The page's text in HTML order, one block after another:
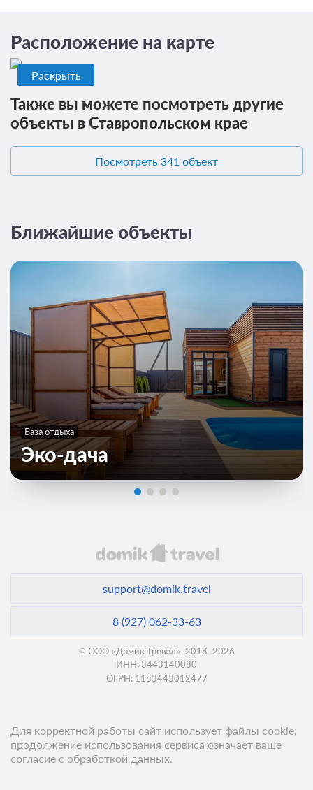
Расположение на карте
Раскрыть
Также вы можете посмотреть другие
объекты в Ставропольском крае
Посмотреть 341 объект
Ближайшие объекты
База отдыха
Эко-дача
support@domik.travel
8 (927) 062-33-63
© ООО «Домик Тревел», 2018–2026
ИНН: 3443140080
ОГРН: 1183443012477
Для корректной работы сайт использует файлы cookie,
продолжение использования сервиса означает ваше
согласие с обработкой данных.